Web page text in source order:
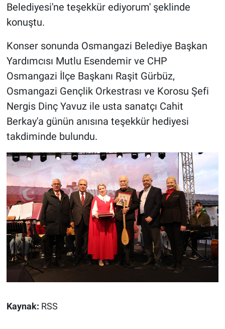
Belediyesi'ne teşekkür ediyorum' şeklinde
konuştu.
Konser sonunda Osmangazi Belediye Başkan
Yardımcısı Mutlu Esendemir ve CHP
Osmangazi İlçe Başkanı Raşit Gürbüz,
Osmangazi Gençlik Orkestrası ve Korosu Şefi
Nergis Dinç Yavuz ile usta sanatçı Cahit
Berkay'a günün anısına teşekkür hediyesi
takdiminde bulundu.
Kaynak: RSS